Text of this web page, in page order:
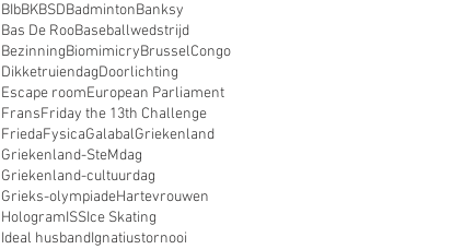
BIbBKBSDBadmintonBanksy
Bas De RooBaseballwedstrijd
BezinningBiomimicryBrusselCongo
DikketruiendagDoorlichting
Escape roomEuropean Parliament
FransFriday the 13th Challenge
FriedaFysicaGalabalGriekenland
Griekenland-SteMdag
Griekenland-cultuurdag
Grieks-olympiadeHartevrouwen
HologramISSIce Skating
Ideal husbandIgnatiustornooi